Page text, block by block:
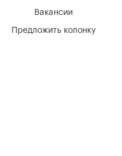
Вакансии
Предложить колонку